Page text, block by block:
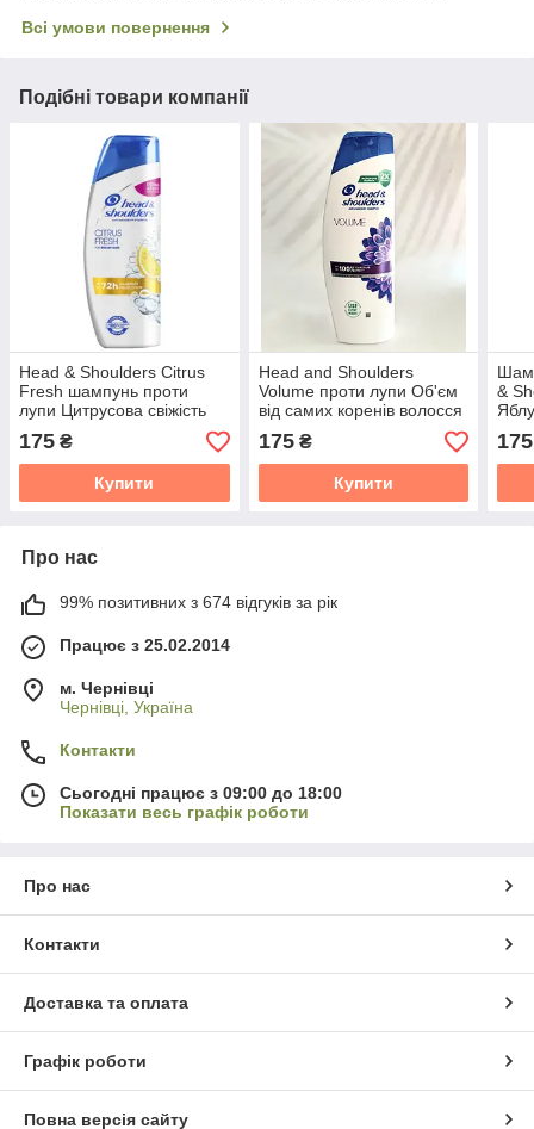
Всі умови повернення
Подібні товари компанії
Head & Shoulders Citrus
Fresh шампунь проти
лупи Цитрусова свіжість
400 мл
175 ₴
Купити
Head and Shoulders
Volume проти лупи Об'єм
від самих коренів волосся
400 мл
175₴
Купити
&
175
Про нас
99% позитивних з 674 відгуків за рік
Працює з 25.02.2014
м. Чернівці
Чернівці, Україна
Контакти
Сьогодні працює з 09:00 до 18:00
Показати весь графік роботи
Про нас
Контакти
Доставка та оплата
Графік роботи
Повна версія сайту